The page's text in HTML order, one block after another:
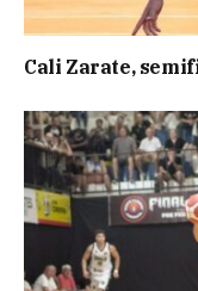
Cali Zarate,